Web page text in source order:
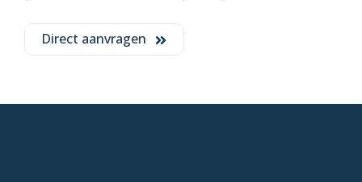
Direct aanvragen